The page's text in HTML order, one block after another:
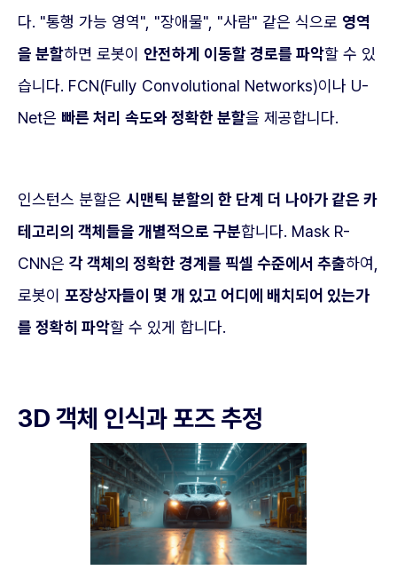
다. "통행 가능 영역", "장애물", "사람" 같은 식으로 영역
을 분할하면 로봇이 안전하게 이동할 경로를 파악할 수 있
습니다. FCN(Fully Convolutional Networks)이나 U-
Net은 빠른 처리 속도와 정확한 분할을 제공합니다.
인스턴스 분할은 시맨틱 분할의 한 단계 더 나아가 같은 카
테고리의 객체들을 개별적으로 구분합니다. Mask R-
CNN은 각 객체의 정확한 경계를 픽셀 수준에서 추출하여,
로봇이 포장상자들이 몇 개 있고 어디에 배치되어 있는가
를 정확히 파악할 수 있게 합니다.
3D 객체 인식과 포즈 추정